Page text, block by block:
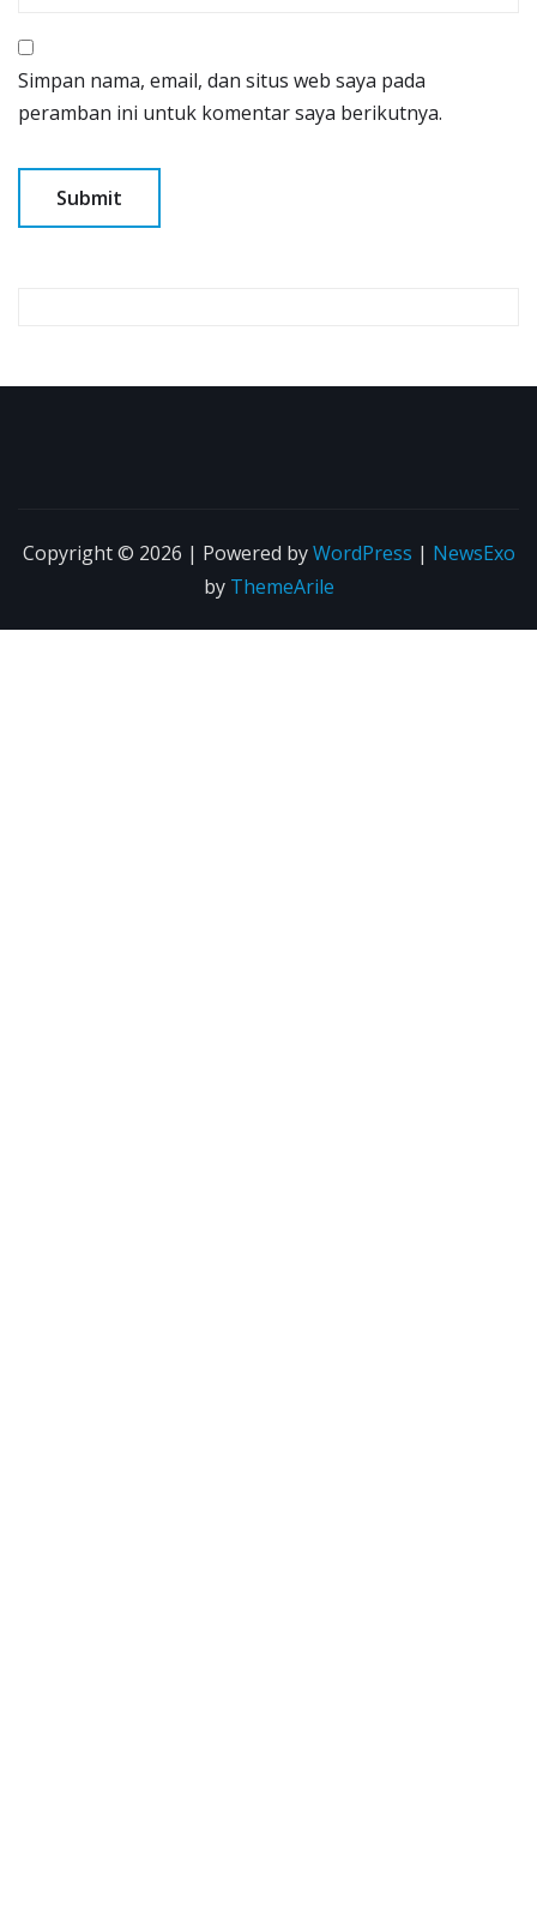
Simpan nama, email, dan situs web saya pada
peramban ini untuk komentar saya berikutnya.
Copyright © 2026 | Powered byWordPress | NewsExo
by ThemeArile